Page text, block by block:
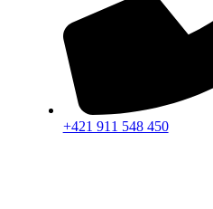
+421 911 548 450